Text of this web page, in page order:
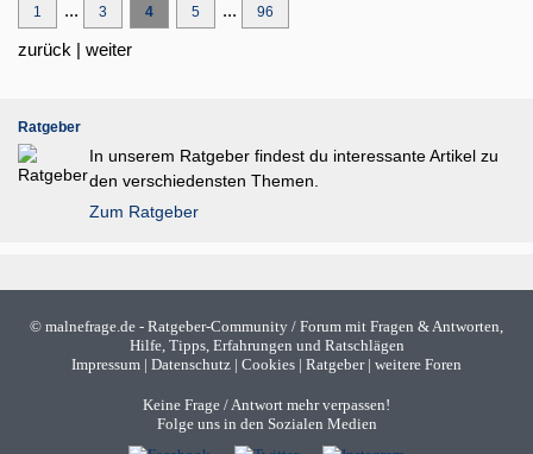
1 ... 3 4 5 ... 96
zurück weiter
Ratgeber
In unserem Ratgeber findest du interessante Artikel zu
den verschiedensten Themen.
Zum Ratgeber
© malnefrage.de - Ratgeber-Community / Forum mit Fragen & Antworten,
Hilfe, Tipps, Erfahrungen und Ratschlägen
Impressum | Datenschutz | Cookies | Ratgeber| weitere Foren
Keine Frage / Antwort mehr verpassen!
Folge uns in den Sozialen Medien